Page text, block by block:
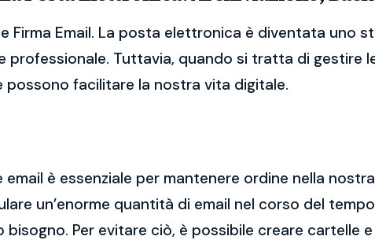
Firma Email. La posta elettronica è diventata uno
professionale. Tuttavia, quando si tratta di gestire
possono facilitare la nostra vita digitale.
email è essenziale per mantenere ordine nella
un’enorme quantità di email nel corso del
bisogno. Per evitare ciò, è possibile creare